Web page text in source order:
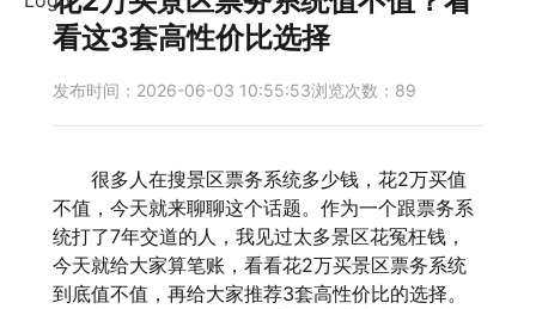
看这3套高性价比选择
发布时间：2026-06-03 10:55:53浏览次数：89
很多人在搜景区票务系统多少钱，花2万买值
不值，今天就来聊聊这个话题。作为一个跟票务系
统打了7年交道的人，我见过太多景区花冤枉钱，
今天就给大家算笔账，看看花2万买景区票务系统
到底值不值，再给大家推荐3套高性价比的选择。